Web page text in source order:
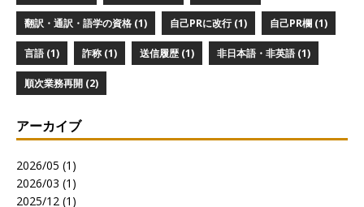
翻訳・通訳・語学の資格 (1) 自己PRに改行 (1) 自己PR欄 (1)
言語 (1) 詐称 (1) 送信履歴 (1) 非日本語・非英語 (1)
順次業務再開 (2)
アーカイブ
2026/05 (1)
2026/03 (1)
2025/12 (1)